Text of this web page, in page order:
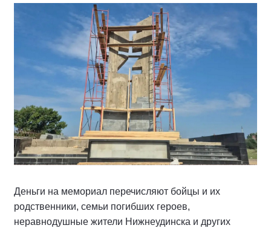
Деньги на мемориал перечисляют бойцы и их
родственники, семьи погибших героев,
неравнодушные жители Нижнеудинска и других